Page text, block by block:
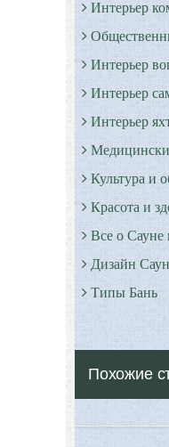
Интерьер
Интерьер
Интерьер
Интерьер
Культура и
Красота и
Все о Сауне
Дизайн Саун
Типы Бань
Декор
Двор и сад
Архитектура
Дизайн
Похожие